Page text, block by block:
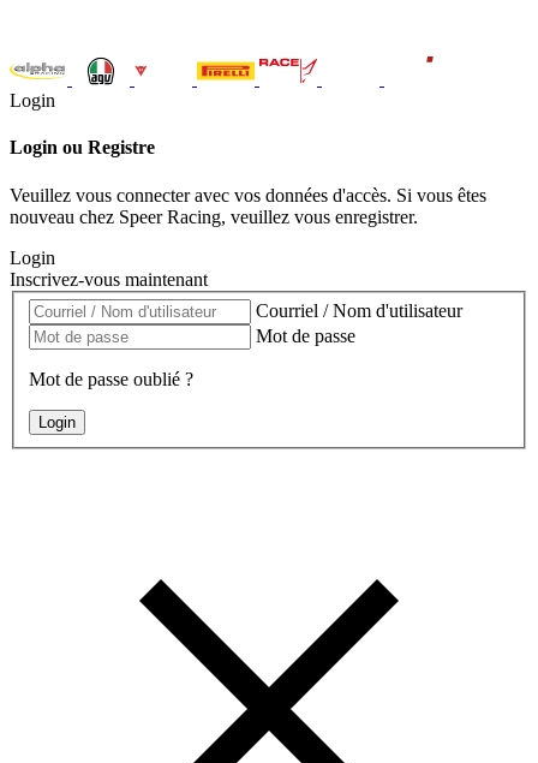
Login
Login ou Registre
Veuillez vous connecter avec vos données d'accès. Si vous êtes
nouveau chez Speer Racing, veuillez vous enregistrer.
Login
Inscrivez-vous maintenant
Courriel / Nom d'utilisateur
Mot de passe
Mot de passe oublié ?